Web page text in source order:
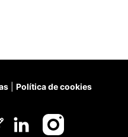
Política de cookies